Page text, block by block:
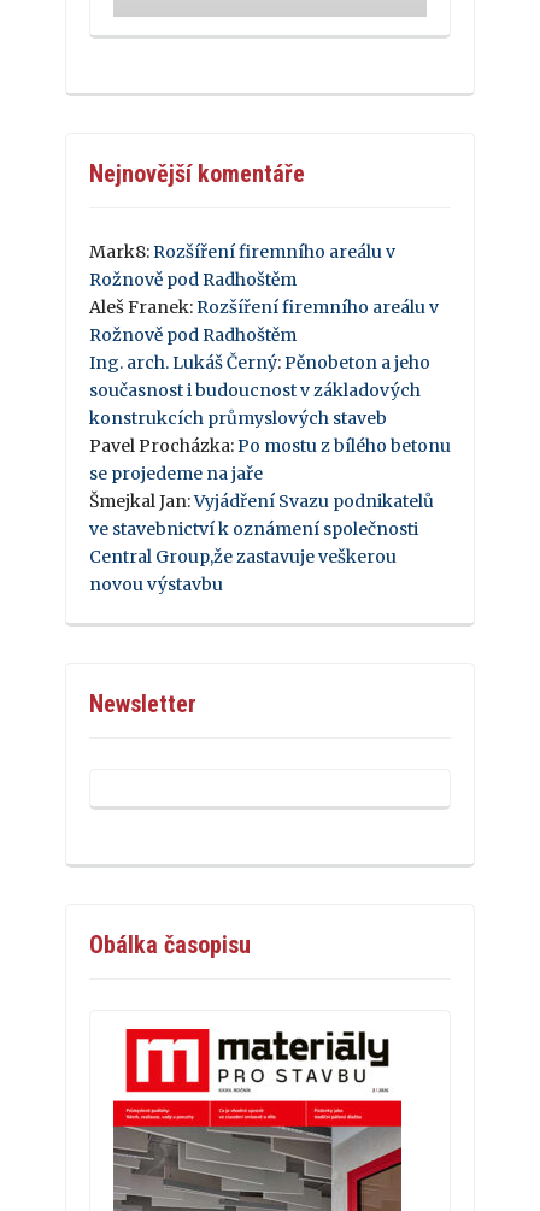
Nejnovější komentáře
Mark8: Rozšíření firemního areálu v
Rožnově pod Radhoštěm
Aleš Franek: Rozšíření firemního areálu v
Rožnově pod Radhoštěm
Ing. arch. Lukáš Černý: Pěnobeton a jeho
současnost i budoucnost v základových
konstrukcích průmyslových staveb
Pavel Procházka: Po mostu z bílého betonu
se projedeme na jaře
Šmejkal Jan:Vyjádření Svazu podnikatelů
ve stavebnictví k oznámení společnosti
Central Group,že zastavuje veškerou
novou výstavbu
Newsletter
Obálka časopisu